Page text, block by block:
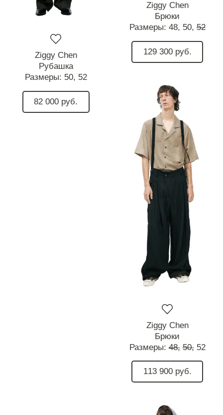
Ziggy Chen
Рубашка
Размеры: 50, 52
82 000 руб.
Ziggy Chen
Брюки
Размеры: 48, 50, 52
129 300 руб.
Ziggy Chen
Брюки
Размеры:48, 50, 52
113 900 руб.